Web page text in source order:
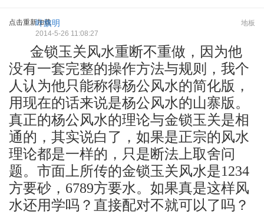
点击重新加载 地板
叶旗明
2014-5-26 11:08:27
金锁玉关风水重断不重做，因为他
没有一套完整的操作方法与规则，我个
人认为他只能称得杨公风水的简化版，
用现在的话来说是杨公风水的山寨版。
真正的杨公风水的理论与金锁玉关是相
通的，其实说白了，如果是正宗的风水
理论都是一样的，只是断法上取舍问
题。市面上所传的金锁玉关风水是1234
方要砂，6789方要水。如果真是这样风
水还用学吗？直接配对不就可以了吗？